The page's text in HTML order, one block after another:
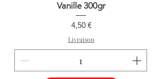
Vanille 300gr
Prix
4,50 €
Livraison